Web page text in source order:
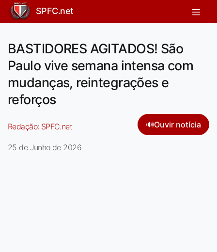
SPFC.net
BASTIDORES AGITADOS! São
Paulo vive semana intensa com
mudanças, reintegrações e
reforços
Redação: SPFC.net 🔊Ouvir notícia
25 de Junho de 2026